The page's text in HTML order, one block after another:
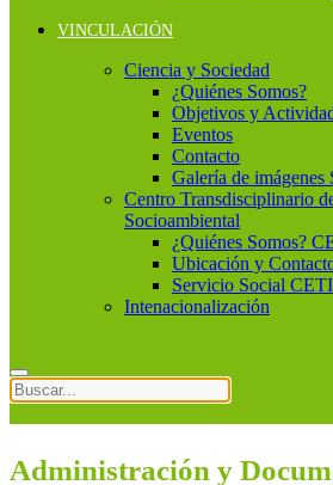
VINCULACIÓN
Ciencia y Sociedad
¿Quiénes Somos?
Objetivos y
Eventos
Contacto
Galería de imágenes
Centro Transdisciplinario
Socioambiental
¿Quiénes Somos?
Ubicación y
Servicio Social
Intenacionalización
Administración y